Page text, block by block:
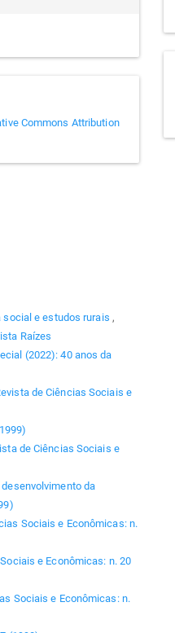
Commons Attribution
social e estudos rurais ,
Raízes
(2022): 40 anos da
de Ciências Sociais e
de Ciências Sociais e
da
Sociais e Econômicas: n.
e Econômicas: n. 20
Sociais e Econômicas: n.